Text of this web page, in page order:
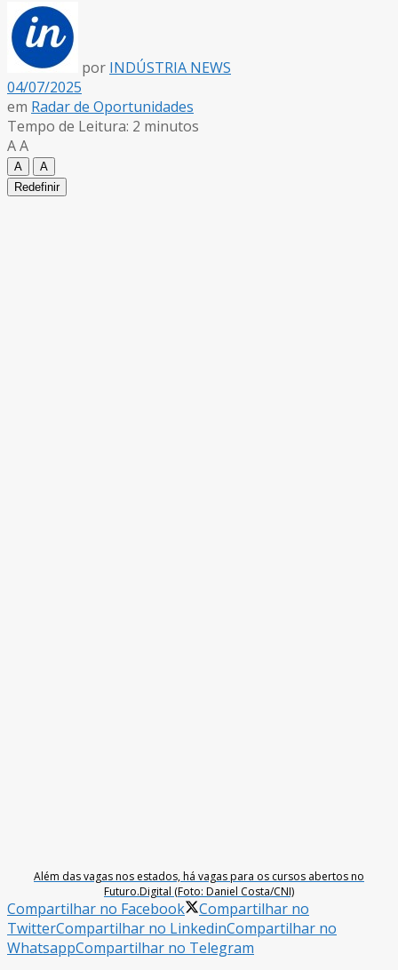
por INDÚSTRIA NEWS
04/07/2025
em Radar de Oportunidades
Tempo de Leitura: 2 minutos
AA
A
A
Redefinir
Além das vagas nos estados, há vagas para os cursos abertos no
Futuro.Digital (Foto: Daniel Costa/CNI)
Compartilhar no Facebook
Compartilhar no
TwitterCompartilhar no LinkedinCompartilhar no
WhatsappCompartilhar no Telegram